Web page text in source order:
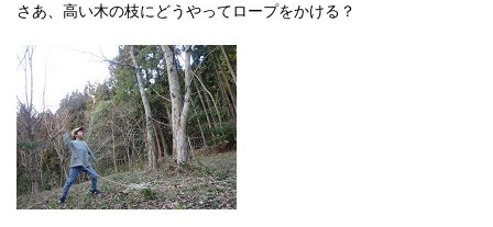
さあ、高い木の枝にどうやってロープをかける？